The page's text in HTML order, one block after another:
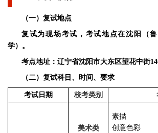
（一）复试地点
复试为现场考试，考试地点在沈阳（
学）。
考点地址：辽宁省沈阳市大东区望花中街
（二）复试科目、时间、要求
考试日期 校考类别
美术类
素描
创意色彩